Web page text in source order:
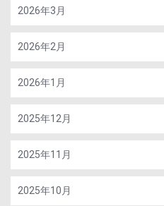
2026年3月
2026年2月
2026年1月
2025年12月
2025年11月
2025年10月